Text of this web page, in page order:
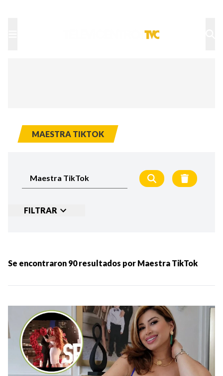
MAESTRA TIKTOK
FILTRAR
MÁS RECIENTES
MENOS RECIENTES
Periodo:
Se encontraron 90 resultados por Maestra TikTok